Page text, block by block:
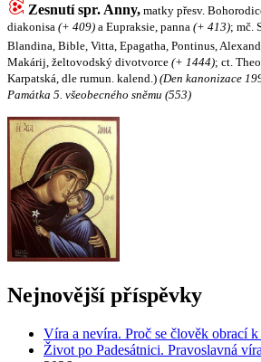
Zesnutí spr. Anny, matky přesv.
diakonisa (+ 409) a Eupraksie, panna (+ 413); mč.
Blandina, Bible, Vitta, Epagatha, Pontinus,
Makárij, želtovodský divotvorce (+ 1444); ct.
Karpatská, dle rumun. kalend.) (Den kanonizace
Památka 5. všeobecného sněmu (553)
Nejnovější příspěvky
Víra a nevíra. Proč se člověk obrací
Život po Padesátnici. Pravoslavná